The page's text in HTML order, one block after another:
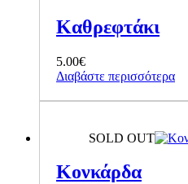
Καθρεφτάκι
5.00€
Διαβάστε περισσότερα
SOLD OUT
Κονκάρδα